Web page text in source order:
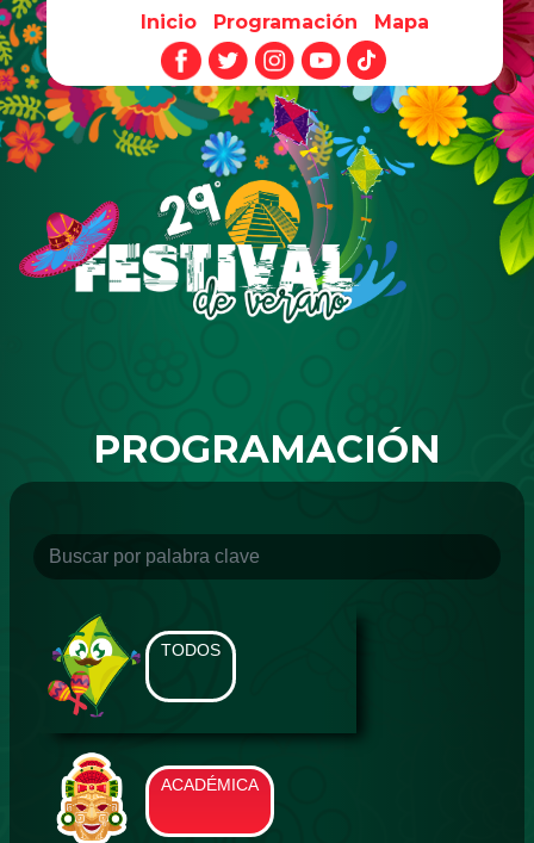
Pasar al contenido principal
Inicio Programación Mapa
PROGRAMACIÓN
TODOS
ACADÉMICA